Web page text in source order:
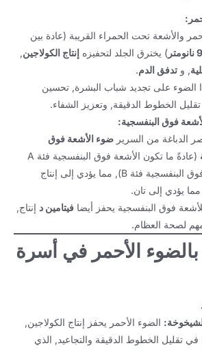
والأشعة تحت الحمراء القريبة (عادة بين
) يخترق الجلد لتحفيزه إنتاج الكولاجين,
, و تدفق الدم.
الضوء على تجديد شباب البشرة, تحسين
الخطوط الدقيقة, وتعزيز الشفاء.
فوق البنفسجية:
الدباغة من السرير ضوء الأشعة فوق
(عادةً ما تكون الأشعة فوق البنفسجية فئة A
والأشعة فوق البنفسجية فئة B), مما يؤدي إلى إنتاج
مما يؤدي إلى تان.
فوق البنفسجية يحفز أيضا فيتامين دإنتاج,
لصحة العظام.
بالضوء الأحمر في أسرة
الضوء الأحمر يحفز إنتاج الكولاجين,
تقليل الخطوط الدقيقة والتجاعيد, الذي